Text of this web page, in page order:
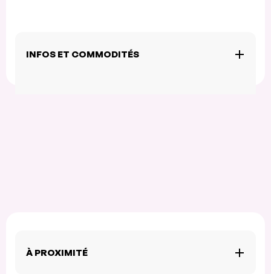
INFOS ET COMMODITÉS
À PROXIMITÉ